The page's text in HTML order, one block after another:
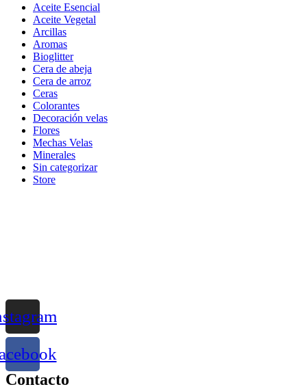
Aceite Esencial
Aceite Vegetal
Arcillas
Aromas
Bioglitter
Cera de abeja
Cera de arroz
Ceras
Colorantes
Decoración velas
Flores
Mechas Velas
Minerales
Sin categorizar
Store
Contacto